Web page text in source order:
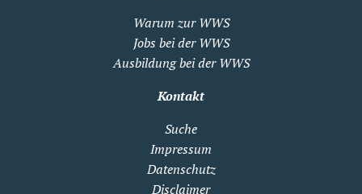
Warum zur WWS
Jobs bei der WWS
Ausbildung bei der WWS
Kontakt
Suche
Impressum
Datenschutz
Disclaimer